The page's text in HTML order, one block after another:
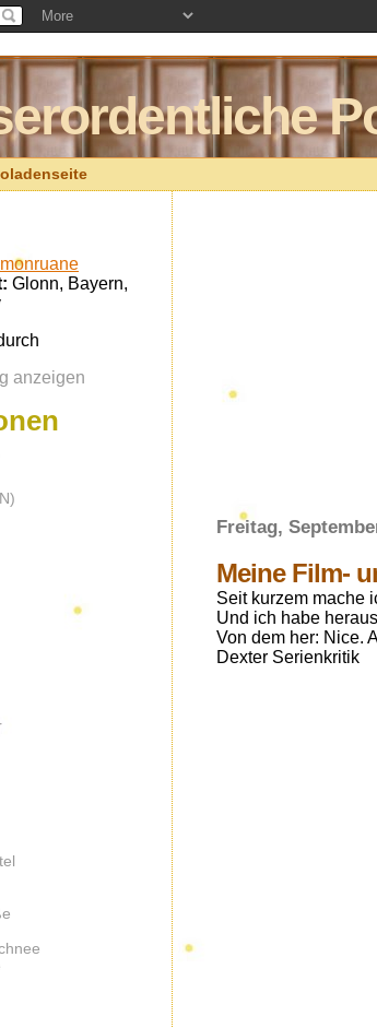
Freitag,
Meine Film-
Seit kurzem mache
Und ich habe
Von dem her: Nice.
Dexter Serienkritik
Glonn, Bayern,
anzeigen